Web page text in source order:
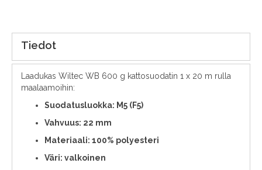
Tiedot
Laadukas Wiltec WB 600 g kattosuodatin 1 x 20 m rulla
maalaamoihin:
Suodatusluokka: M5 (F5)
Vahvuus: 22 mm
Materiaali: 100% polyesteri
Väri: valkoinen